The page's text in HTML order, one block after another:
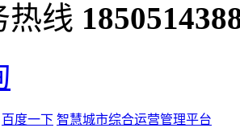
热线
百度一下 智慧城市综合运营管理平台